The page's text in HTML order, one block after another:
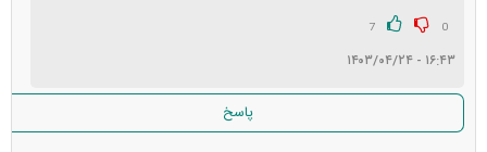
0
7
۱۶:۴۳ - ۱۴۰۳/۰۴/۲۴
پاسخ